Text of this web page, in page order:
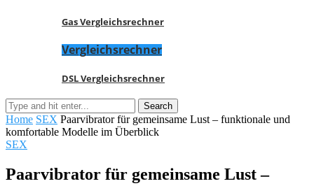
Gas Vergleichsrechner
Vergleichsrechner
DSL Vergleichsrechner
Home SEX Paarvibrator für gemeinsame Lust – funktionale und
komfortable Modelle im Überblick
SEX
Paarvibrator für gemeinsame Lust –